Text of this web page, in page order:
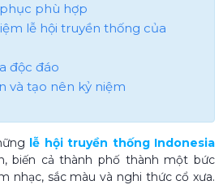
phù hợp
lễ hội truyền thống của
độc đáo
và tạo nên kỷ niệm
lễ hội truyền thống Indonesia
biến cả thành phố thành một bức
nhạc, sắc màu và nghi thức cổ xưa.